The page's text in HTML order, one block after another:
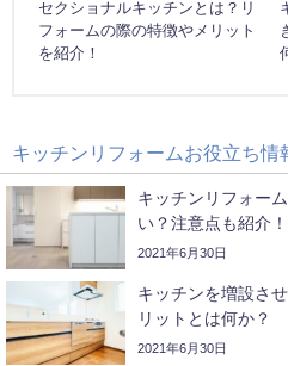
セクショナルキッチンとは？リ
フォームの際の特徴やメリット
を紹介！
キッチンリフォームお役立ち情
キッチンリフォー
い？注意点も紹介！
2021年6月30日
キッチンを増設さ
リットとは何か？
2021年6月30日